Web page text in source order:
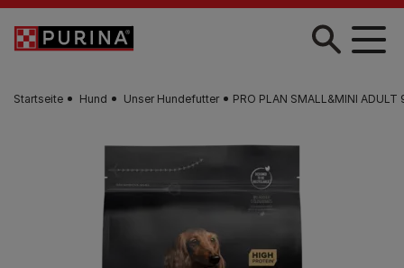
Zum Hauptinhalt springen
Startseite Hund Unser Hundefutter PRO PLAN SMALL&MINI